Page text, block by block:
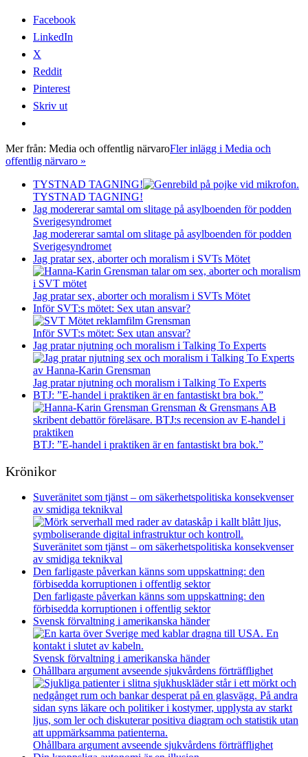
Facebook
LinkedIn
X
Reddit
Pinterest
Skriv ut
Mer från: Media och offentlig närvaroFler inlägg i Media och
offentlig närvaro »
TYSTNAD TAGNING!
TYSTNAD TAGNING!
Jag modererar samtal om slitage på asylboenden för podden
Sverigesyndromet
Jag modererar samtal om slitage på asylboenden för podden
Sverigesyndromet
Jag pratar sex, aborter och moralism i SVTs Mötet
Jag pratar sex, aborter och moralism i SVTs Mötet
Inför SVT:s mötet: Sex utan ansvar?
Inför SVT:s mötet: Sex utan ansvar?
Jag pratar njutning och moralism i Talking To Experts
Jag pratar njutning och moralism i Talking To Experts
BTJ: ”E-handel i praktiken är en fantastiskt bra bok.”
BTJ: ”E-handel i praktiken är en fantastiskt bra bok.”
Krönikor
Suveränitet som tjänst – om säkerhetspolitiska konsekvenser
av smidiga teknikval
Suveränitet som tjänst – om säkerhetspolitiska konsekvenser
av smidiga teknikval
Den farligaste påverkan känns som uppskattning: den
förbisedda korruptionen i offentlig sektor
Den farligaste påverkan känns som uppskattning: den
förbisedda korruptionen i offentlig sektor
Svensk förvaltning i amerikanska händer
Svensk förvaltning i amerikanska händer
Ohållbara argument avseende sjukvårdens förträfflighet
Ohållbara argument avseende sjukvårdens förträfflighet